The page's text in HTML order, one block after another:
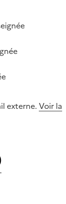
externe. Voir la